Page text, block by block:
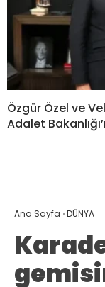
Özgür Özel ve
Adalet
Ana Sayfa ›DÜNYA